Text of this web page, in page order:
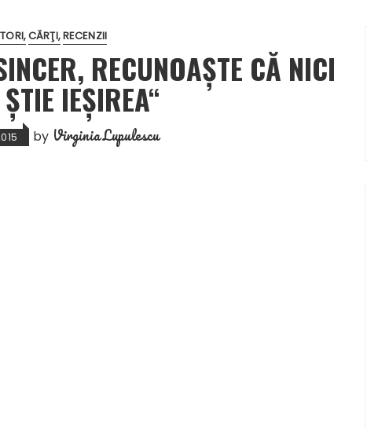
CĂRŢI RECENZII
RECUNOAŞTE CĂ NICI
IEŞIREA“
by Virginia Lupulescu